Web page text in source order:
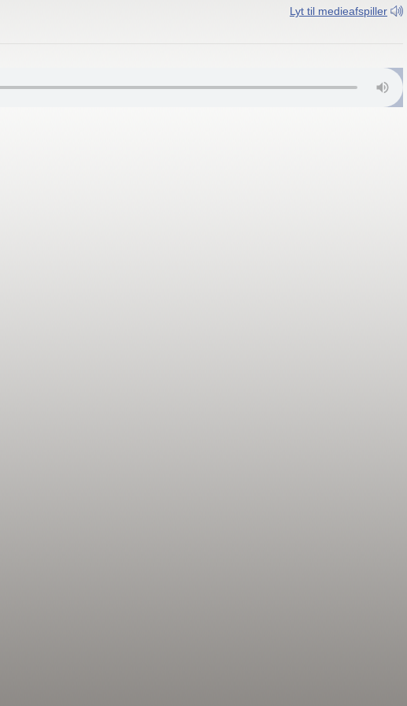
Lyt til medieafspiller